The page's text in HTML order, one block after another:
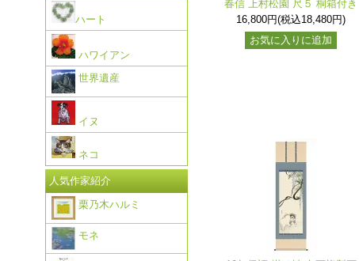
春信 上村松園 尺５ 桐箱付き
16,800円(税込18,480円)
お気に入りに追加
ハート
ハワイアン
世界遺産
イヌ
ネコ
人気作家紹介
栗乃木ハルミ
モネ